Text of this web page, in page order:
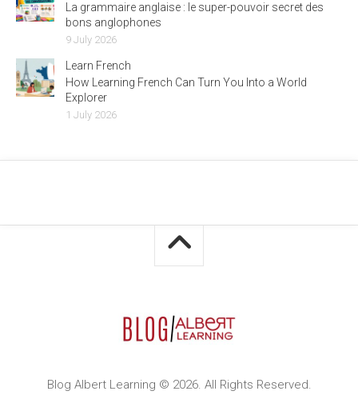
La grammaire anglaise : le super-pouvoir secret des
bons anglophones
9 July 2026
Learn French
How Learning French Can Turn You Into a World
Explorer
1 July 2026
Blog Albert Learning © 2026. All Rights Reserved.